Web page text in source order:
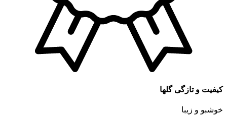
کیفیت و تازگی گلها
خوشبو و زیبا